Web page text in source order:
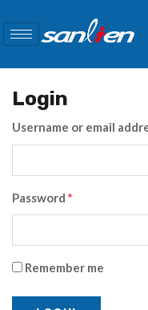
Login
Username or email
Password *
Remember me